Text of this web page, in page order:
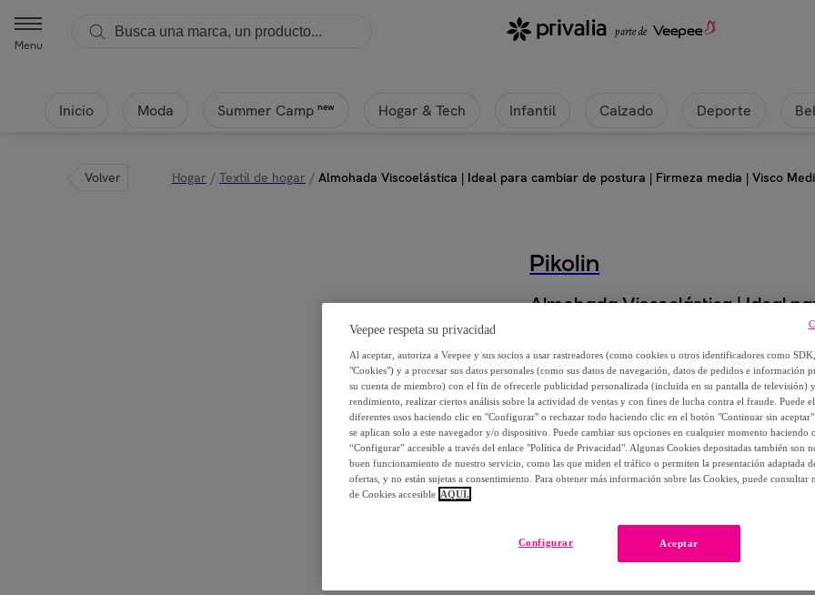
Menu
Inicio Moda Summer Camp new Hogar & Tech Infantil Calzado Deporte
Volver Hogar / Textil de hogar / Almohada Viscoelástica | Ideal para cambiar de postura | Firmeza media | Visco
Pikolin
Almohada Viscoelástica | Ideal
Desde
37,80 €
75, €
-50 %
Veepee respeta su privacidad
Al aceptar, autoriza a Veepee y sus socios a usar rastreadores (como cookies u otros identificadores como
"Cookies") y a procesar sus datos personales (como sus datos de navegación, datos de pedidos e información
su cuenta de miembro) con el fin de ofrecerle publicidad personalizada (incluida en su pantalla de televisión)
rendimiento, realizar ciertos análisis sobre la actividad de ventas y con fines de lucha contra el fraude. Puede
diferentes usos haciendo clic en "Configurar" o rechazar todo haciendo clic en el botón "Continuar sin
se aplican solo a este navegador y/o dispositivo. Puede cambiar sus opciones en cualquier momento haciendo
“Configurar” accesible a través del enlace "Política de Privacidad". Algunas Cookies depositadas también son
buen funcionamiento de nuestro servicio, como las que miden el tráfico o permiten la presentación adaptada
ofertas, y no están sujetas a consentimiento. Para obtener más información sobre las Cookies, puede consultar
de Cookies accesible AQUÍ.
Aceptar
Configurar